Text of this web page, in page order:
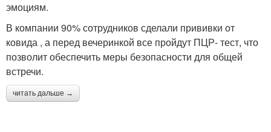
эмоциям.
В компании 90% сотрудников сделали прививки от
ковида , а перед вечеринкой все пройдут ПЦР- тест, что
позволит обеспечить меры безопасности для общей
встречи.
читать дальше →